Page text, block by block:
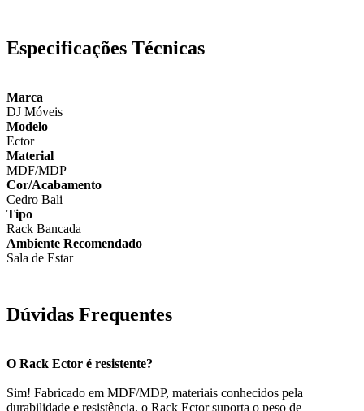
Especificações Técnicas
Marca
DJ Móveis
Modelo
Ector
Material
MDF/MDP
Cor/Acabamento
Cedro Bali
Tipo
Rack Bancada
Ambiente Recomendado
Sala de Estar
Dúvidas Frequentes
O Rack Ector é resistente?
Sim! Fabricado em MDF/MDP, materiais conhecidos pela
durabilidade e resistência, o Rack Ector suporta o peso de